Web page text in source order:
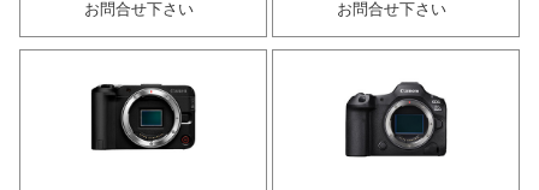
お問合せ下さい
お問合せ下さい